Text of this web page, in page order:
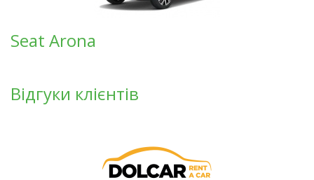
Seat Arona
Відгуки клієнтів